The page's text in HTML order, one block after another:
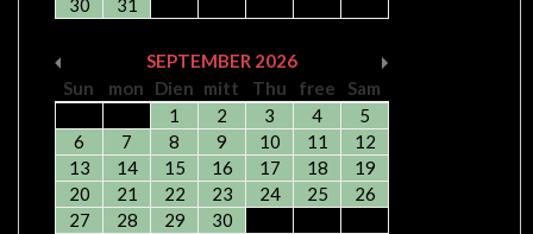
30
31
SEPTEMBER 2026
Sun
mon Dien mitt Thu free
Sam
1
2 3 4
5
6
7 8 9 10 11
12
13
14 15 16 17 18
19
20
21 22 23 24 25
26
27
28 29 30